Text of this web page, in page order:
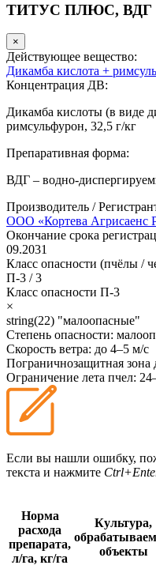
ТИТУС ПЛЮС, ВДГ
×
Действующее вещество:
Дикамба кислота +
Концентрация ДВ:
Дикамба кислоты (в виде
римсульфурон, 32,5 г/кг
Препаративная форма:
ВДГ – водно-
Производитель /
ООО «Кортева Агрисаенс
Окончание срока
09.2031
Класс опасности (пчёлы /
П-3 /3
Класс опасности П-3
×
string(22) "малоопасные"
Степень опасности:
Скорость ветра: до 4–5 м/с
Пограничнозащитная зона
Ограничение лета пчел:
Если вы нашли ошибку,
текста и нажмите
Норма
расхода
препарата,
л/га, кг/га
Культура,
объекты